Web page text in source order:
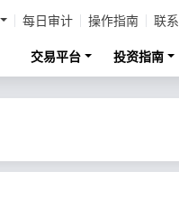
每日审计 操作指南 联系
交易平台 投资指南